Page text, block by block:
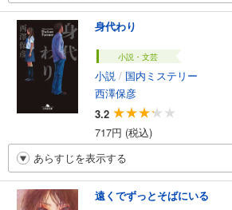
身代わり
小説・文芸
小説 / 国内ミステリー
西澤保彦
3.2
717円 (税込)
あらすじを表示する
遠くでずっとそばにいる